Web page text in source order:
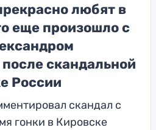
любят в
еще произошло с
скандальной
России
скандал с
гонки в Кировске